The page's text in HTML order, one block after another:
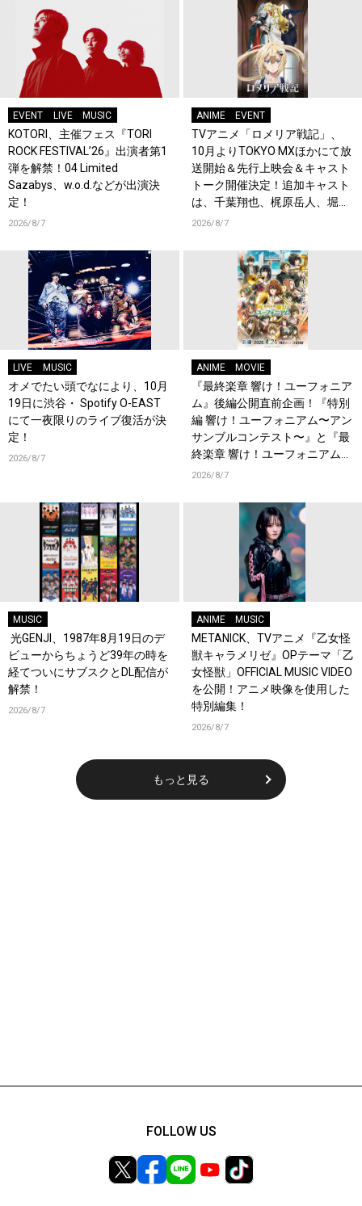
EVENT LIVE MUSIC
KOTORI、主催フェス『TORI
ROCK FESTIVAL’26』出演者第1
弾を解禁！04 Limited
Sazabys、w.o.d.などが出演決
定！
2026/8/7
ANIME EVENT
TVアニメ「ロメリア戦記」、
10月よりTOKYO MXほかにて放
送開始＆先行上映会＆キャスト
トーク開催決定！追加キャスト
は、千葉翔也、梶原岳人、堀江
瞬、綿貫竜之介！PV第1弾公
2026/8/7
LIVE MUSIC
オメでたい頭でなにより、10月
19日に渋谷・ Spotify O-EAST
にて一夜限りのライブ復活が決
定！
2026/8/7
ANIME MOVIE
『最終楽章 響け！ユーフォニア
ム』後編公開直前企画！『特別
編 響け！ユーフォニアム〜アン
サンブルコンテスト〜』と『最
終楽章 響け！ユーフォニアム』
前編の一挙上映が決定！
2026/8/7
MUSIC
光GENJI、1987年8月19日のデ
ビューからちょうど39年の時を
経てついにサブスクとDL配信が
解禁！
2026/8/7
ANIME MUSIC
METANICK、TVアニメ『乙女怪
獣キャラメリゼ』OPテーマ「乙
女怪獣」OFFICIAL MUSIC VIDEO
を公開！アニメ映像を使用した
特別編集！
2026/8/7
もっと見る
FOLLOW US